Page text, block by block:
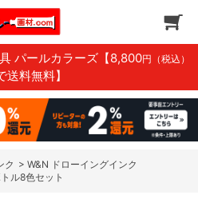
パールカラーズ 【8,800円（税込）
送料無料】
ク > W&N ドローイングインク
ル8色セット